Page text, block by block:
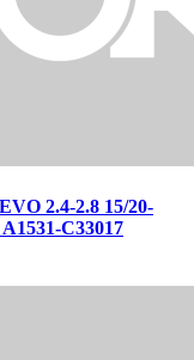
2.4-2.8 15/20-
C33017